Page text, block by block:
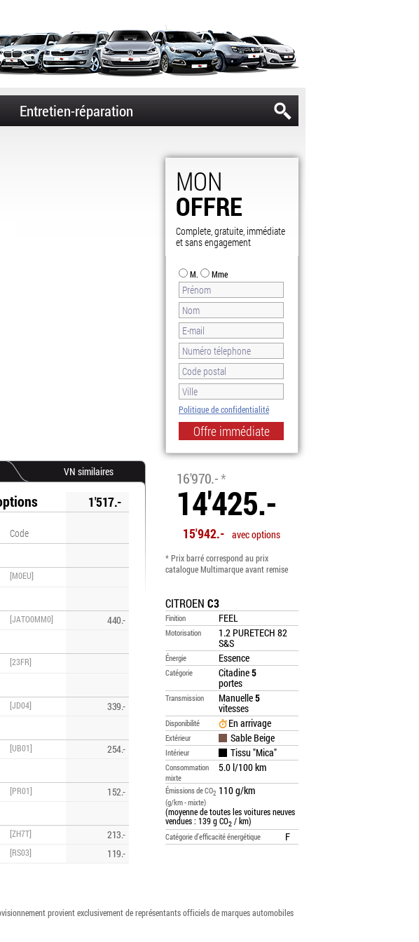
Entretien-réparation
MON
OFFRE
Complete, gratuite, immédiate
et sans engagement
M. Mme
Politique de confidentialité
VN similaires
1'517.-
Code
[M0EU]
[JATO0MM0] 440.-
[23FR]
[JD04] 339.-
[UB01] 254.-
[PR01] 152.-
[ZH7T]
213.-
[RS03] 119.-
16'970.-*
14'425.-
15'942.- avec options
* Prix barré correspond au prix
catalogue Multimarque avant remise
CITROEN C3
Finition FEEL
Motorisation 1.2 PURETECH 82
S&S
Énergie Essence
Catégorie Citadine5
portes
Transmission Manuelle5
vitesses
Disponibilité En arrivage
Extérieur Sable Beige
Intérieur Tissu "Mica"
Consommation
mixte
5.0 l/100 km
Émissions de CO2
(g/km - mixte)
110 g/km
(moyenne de toutes les voitures neuves
vendues : 139 g CO2 / km)
Catégorie d’efficacité énergétique F
provient exclusivement de représentants officiels de marques automobiles